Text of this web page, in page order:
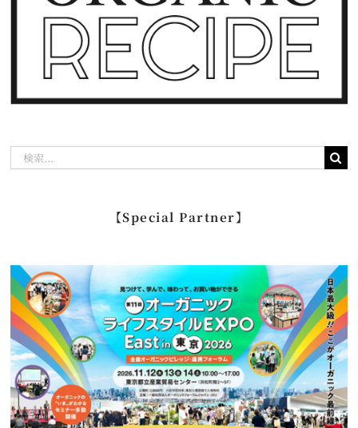
【Special Partner】